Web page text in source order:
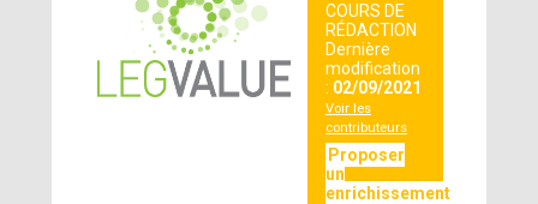
COURS DE
RÉDACTION
Dernière
modification
: 02/09/2021
Voir les
contributeurs
Proposer
un
enrichissement